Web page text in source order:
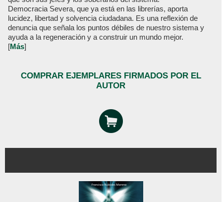
Democracia Severa, que ya está en las librerías, aporta
lucidez, libertad y solvencia ciudadana. Es una reflexión de
denuncia que señala los puntos débiles de nuestro sistema y
ayuda a la regeneración y a construir un mundo mejor.
[Más]
COMPRAR EJEMPLARES FIRMADOS POR EL
AUTOR